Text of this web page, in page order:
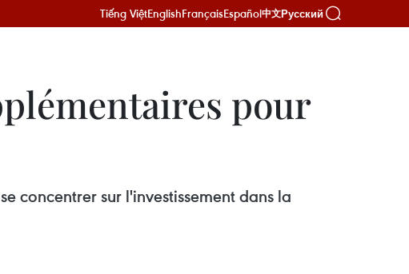
Tiếng ViệtEnglishFrançaisEspañol中文Русский
pour
concentrer sur l'investissement dans la